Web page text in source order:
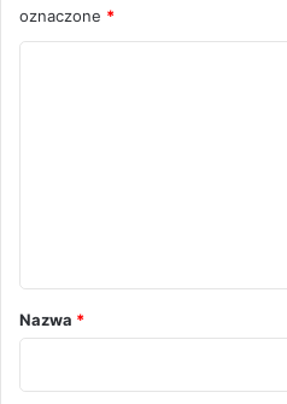
oznaczone *
r
*
Nazwa *